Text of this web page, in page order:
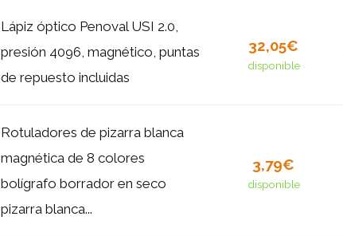
Lápiz óptico Penoval USI 2.0,
presión 4096, magnético, puntas
de repuesto incluidas
32,05€
disponible
Rotuladores de pizarra blanca
magnética de 8 colores
bolígrafo borrador en seco
pizarra blanca...
3,79€
disponible